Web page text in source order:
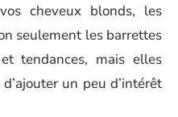
cheveux blonds, les
seulement les barrettes
tendances, mais elles
un peu d’intérêt